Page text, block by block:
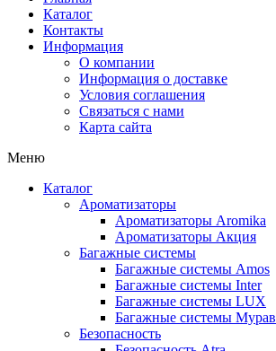
Каталог
Контакты
Информация
О компании
Информация о доставке
Условия соглашения
Связаться с нами
Карта сайта
Меню
Каталог
Ароматизаторы
Ароматизаторы Aromika
Ароматизаторы Акция
Багажные системы
Багажные системы Amos
Багажные системы Inter
Багажные системы LUX
Багажные системы
Безопасность